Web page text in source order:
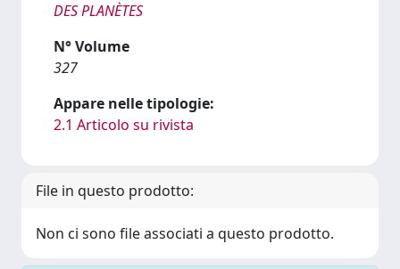
DES PLANÈTES
N° Volume
327
Appare nelle tipologie:
2.1 Articolo su rivista
File in questo prodotto:
Non ci sono file associati a questo prodotto.